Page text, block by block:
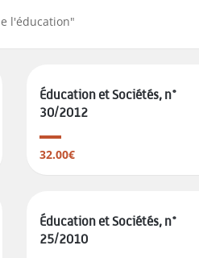
l'éducation"
Éducation et Sociétés, n°
30/2012
32.00€
Éducation et Sociétés, n°
25/2010